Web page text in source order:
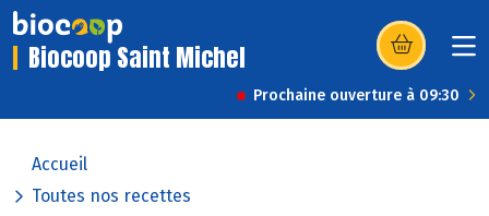
Biocoop Saint Michel (s’ouvre dans
Prochaine ouverture à 09:30
Accueil
Toutes nos recettes